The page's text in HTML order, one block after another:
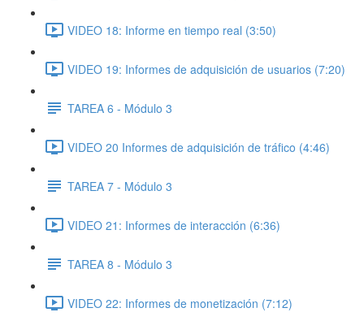
VIDEO 18: Informe en tiempo real (3:50)
VIDEO 19: Informes de adquisición de usuarios (7:20)
TAREA 6 - Módulo 3
VIDEO 20 Informes de adquisición de tráfico (4:46)
TAREA 7 - Módulo 3
VIDEO 21: Informes de interacción (6:36)
TAREA 8 - Módulo 3
VIDEO 22: Informes de monetización (7:12)